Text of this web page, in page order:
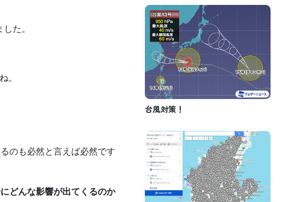
た。
。
のも必然と言えば必然です
どんな影響が出てくるのか
台風対策！